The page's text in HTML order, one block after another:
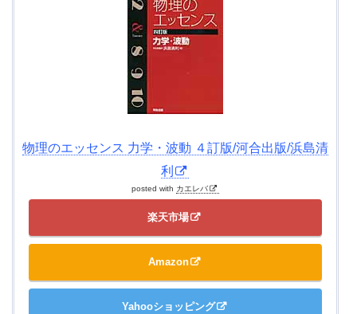
物理のエッセンス 力学・波動 ４訂版/河合出版/浜島清
利
posted with カエレバ
楽天市場
Amazon
Yahooショッピング